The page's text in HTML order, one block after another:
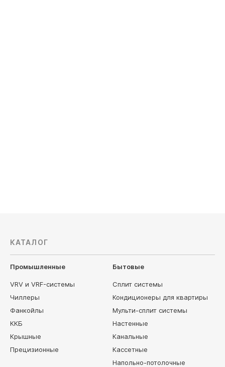
КАТАЛОГ
Промышленные
VRV и VRF-системы
Чиллеры
Фанкойлы
ККБ
Крышные
Прецизионные
Бытовые
Сплит системы
Кондиционеры для квартиры
Мульти-сплит системы
Настенные
Канальные
Кассетные
Напольно-потолочные